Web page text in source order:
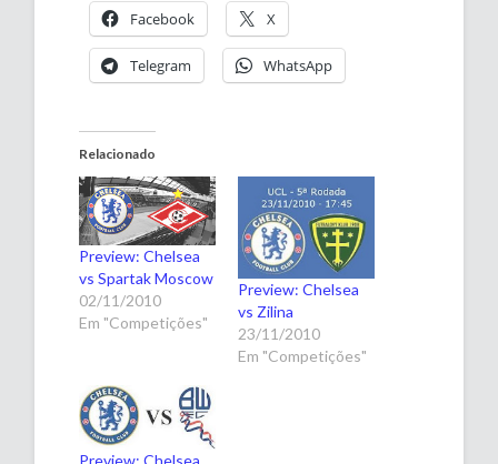
Facebook X
Telegram WhatsApp
Relacionado
Preview: Chelsea
vs Spartak Moscow
02/11/2010
Em "Competições"
Preview: Chelsea
vs Zilina
23/11/2010
Em "Competições"